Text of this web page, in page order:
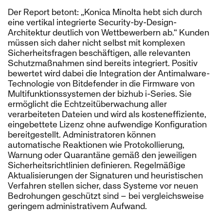
Der Report betont: „Konica Minolta hebt sich durch
eine vertikal integrierte Security-by-Design-
Architektur deutlich von Wettbewerbern ab.“ Kunden
müssen sich daher nicht selbst mit komplexen
Sicherheitsfragen beschäftigen, alle relevanten
Schutzmaßnahmen sind bereits integriert. Positiv
bewertet wird dabei die Integration der Antimalware-
Technologie von Bitdefender in die Firmware von
Multifunktionssystemen der bizhub i-Series. Sie
ermöglicht die Echtzeitüberwachung aller
verarbeiteten Dateien und wird als kosteneffiziente,
eingebettete Lizenz ohne aufwendige Konfiguration
bereitgestellt. Administratoren können
automatische Reaktionen wie Protokollierung,
Warnung oder Quarantäne gemäß den jeweiligen
Sicherheitsrichtlinien definieren. Regelmäßige
Aktualisierungen der Signaturen und heuristischen
Verfahren stellen sicher, dass Systeme vor neuen
Bedrohungen geschützt sind – bei vergleichsweise
geringem administrativem Aufwand.